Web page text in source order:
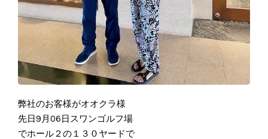
弊社のお客様がオオクラ様
先日9月06日スワンゴルフ場
でホール２の１３０ヤードで